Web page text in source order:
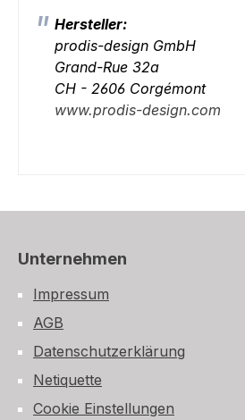
Hersteller:
prodis-design GmbH
Grand-Rue 32a
CH - 2606 Corgémont
www.prodis-design.com
Unternehmen
Impressum
AGB
Datenschutzerklärung
Netiquette
Cookie Einstellungen